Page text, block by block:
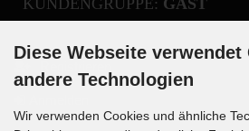
Diese Webseite verwendet
andere Technologien
Wir verwenden Cookies und ähnliche